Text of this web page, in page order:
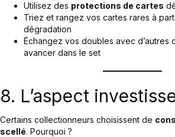
Utilisez des protections de cartes
Triez et rangez vos cartes rares à
dégradation
Échangez vos doubles avec d’autres
avancer dans le set
8. L’aspect
Certains collectionneurs choisissent de
scellé. Pourquoi ?